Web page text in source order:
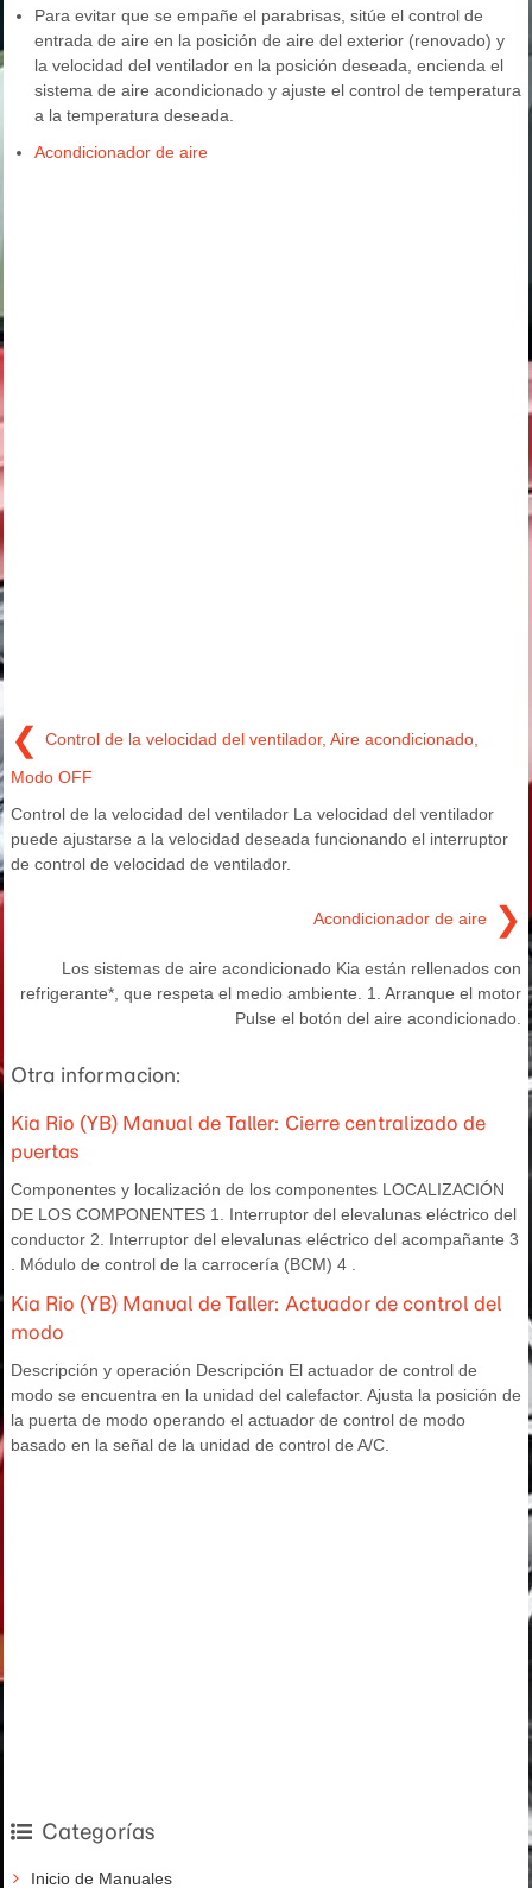
Para evitar que se empañe el parabrisas, sitúe el control de
entrada de aire en la posición de aire del exterior (renovado) y
la velocidad del ventilador en la posición deseada, encienda el
sistema de aire acondicionado y ajuste el control de temperatura
a la temperatura deseada.
Acondicionador de aire
❮ Control de la velocidad del ventilador, Aire acondicionado,
Modo OFF
Control de la velocidad del ventilador La velocidad del ventilador
puede ajustarse a la velocidad deseada funcionando el interruptor
de control de velocidad de ventilador.
Acondicionador de aire ❯
Los sistemas de aire acondicionado Kia están rellenados con
refrigerante*, que respeta el medio ambiente. 1. Arranque el motor
Pulse el botón del aire acondicionado.
Otra informacion:
Kia Rio (YB) Manual de Taller: Cierre centralizado de
puertas
Componentes y localización de los componentes LOCALIZACIÓN
DE LOS COMPONENTES 1. Interruptor del elevalunas eléctrico del
conductor 2. Interruptor del elevalunas eléctrico del acompañante 3
. Módulo de control de la carrocería (BCM) 4 .
Kia Rio (YB) Manual de Taller: Actuador de control del
modo
Descripción y operación Descripción El actuador de control de
modo se encuentra en la unidad del calefactor. Ajusta la posición de
la puerta de modo operando el actuador de control de modo
basado en la señal de la unidad de control de A/C.
Categorías
Inicio de Manuales